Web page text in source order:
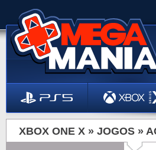
XBOX ONE X » JOGOS »